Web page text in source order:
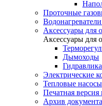
Проточные
Аксессуары для
Аксессуары для
Дымоходы
Гидравлика
Электрические
Тепловые насосы
Печатная версия
Архив